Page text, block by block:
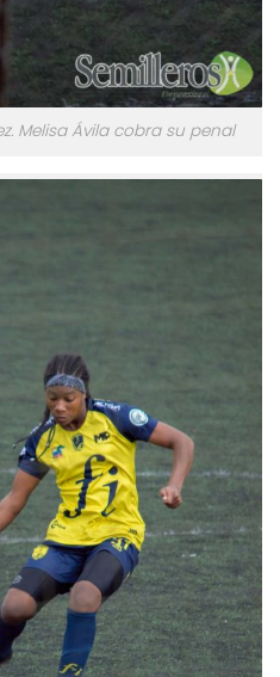
Melisa Ávila cobra su penal